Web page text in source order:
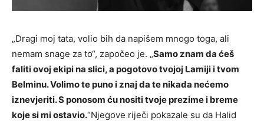
„Dragi moj tata, volio bih da napišem mnogo toga, ali
nemam snage za to“, započeo je. „Samo znam da ćeš
faliti ovoj ekipi na slici, a pogotovo tvojoj Lamiji i tvom
Belminu. Volimo te puno i znaj da te nikada nećemo
iznevjeriti. S ponosom ću nositi tvoje prezime i breme
koje si mi ostavio.“Njegove riječi pokazale su da Halid